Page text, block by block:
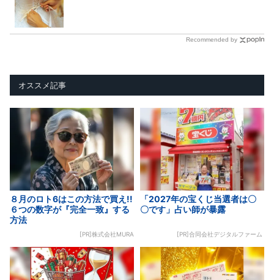
Recommended by
オススメ記事
８月のロト6はこの方法で買え!!
６つの数字が『完全一致』する
方法
[PR]株式会社MURA
「2027年の宝くじ当選者は〇
〇です」占い師が暴露
[PR]合同会社デジタルファーム